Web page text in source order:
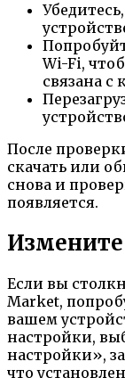
Wi-Fi,
связана с
После
скачать или
снова и
появляется.
Если вы
Market,
вашем
настройки,
настройки»,
что